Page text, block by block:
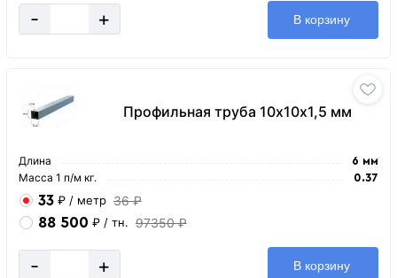
- + В корзину
Профильная труба 10х10х1,5 мм
Длина 6 мм
Масса 1 п/м кг. 0.37
33 ₽ / метр 36 ₽
88 500 ₽ / тн. 97350 ₽
- + В корзину